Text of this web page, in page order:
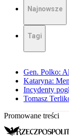
Najnowsze
Tagi
Gen. Polko:
Kataryna:
Incydenty
Tomasz
Promowane treści